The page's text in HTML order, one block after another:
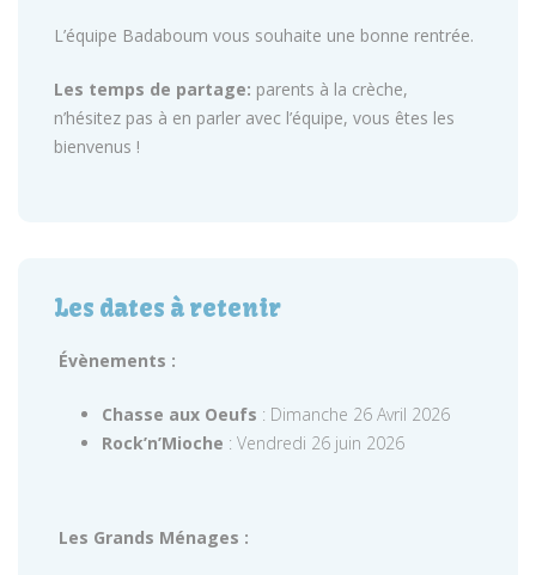
L’équipe Badaboum vous souhaite une bonne rentrée.
Les temps de partage: parents à la crèche,
n’hésitez pas à en parler avec l’équipe, vous êtes les
bienvenus !
Les dates à retenir
Évènements :
Chasse aux Oeufs : Dimanche 26 Avril 2026
Rock’n’Mioche : Vendredi 26 juin 2026
Les Grands Ménages :